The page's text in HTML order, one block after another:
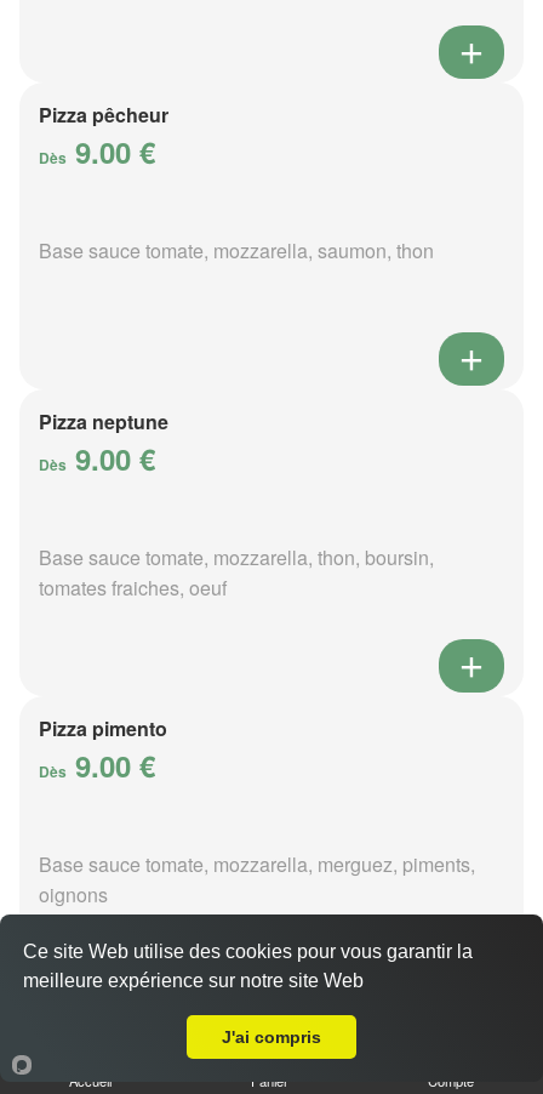
Pizza pêcheur
Dès 9.00 €
Base sauce tomate, mozzarella, saumon, thon
Pizza neptune
Dès 9.00 €
Base sauce tomate, mozzarella, thon, boursin,
tomates fraiches, oeuf
Pizza pimento
Dès 9.00 €
Base sauce tomate, mozzarella, merguez, piments,
oignons
9.00 €
Accueil Panier Compte
Ce site Web utilise des cookies pour vous garantir la
meilleure expérience sur notre site Web
J'ai compris